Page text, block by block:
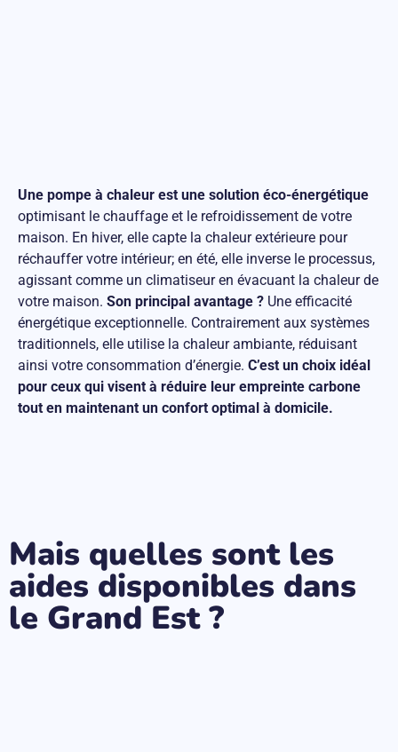
Une pompe à chaleur est une solution éco-énergétique
optimisant le chauffage et le refroidissement de votre
maison. En hiver, elle capte la chaleur extérieure pour
réchauffer votre intérieur; en été, elle inverse le processus,
agissant comme un climatiseur en évacuant la chaleur de
votre maison. Son principal avantage ? Une efficacité
énergétique exceptionnelle. Contrairement aux systèmes
traditionnels, elle utilise la chaleur ambiante, réduisant
ainsi votre consommation d’énergie. C’est un choix idéal
pour ceux qui visent à réduire leur empreinte carbone
tout en maintenant un confort optimal à domicile.
Mais quelles sont les
aides disponibles dans
le Grand Est ?